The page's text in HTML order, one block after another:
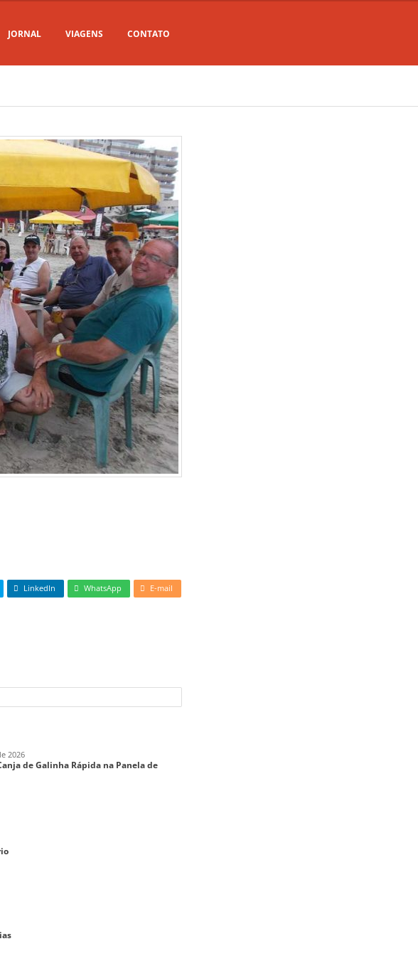
JORNAL VIAGENS CONTATO
LinkedIn WhatsApp E-mail
2026
de Galinha Rápida na Panela de